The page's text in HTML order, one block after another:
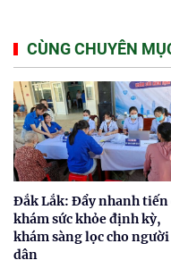
CÙNG CHUYÊN
Đắk Lắk: Đẩy nhanh tiến
khám sức khỏe định kỳ,
khám sàng lọc cho người
dân